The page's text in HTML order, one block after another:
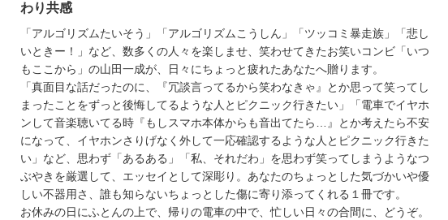
わり共感
「アルゴリズムたいそう」「アルゴリズムこうしん」「ツッコミ暴走族」「悲し
いときー！」など、数多くの人々を楽しませ、笑わせてきたお笑いコンビ「いつ
もここから」の山田一成が、日々にちょっと疲れたあなたへ贈ります。
「真面目な話だったのに、『冗談言ってるから笑わなきゃ』とか思って笑ってし
まったことをずっと後悔してるような人とピクニック行きたい」「電車でイヤホ
ンして音楽聴いてる時『もしスマホ本体からも音出てたら…』とか考えたら不安
になって、イヤホンさりげなく外して一応確認するような人とピクニック行きた
い」など、思わず「あるある」「私、それだわ」を思わず笑ってしまうようなつ
ぶやきを厳選して、エッセイとして深彫り。あなたのちょっとした気づかいや優
しい不器用さ、誰も知らないちょっとした傷に寄り添ってくれる１冊です。
お休みの日にふとんの上で、帰りの電車の中で、忙しい日々の合間に、どうぞ。